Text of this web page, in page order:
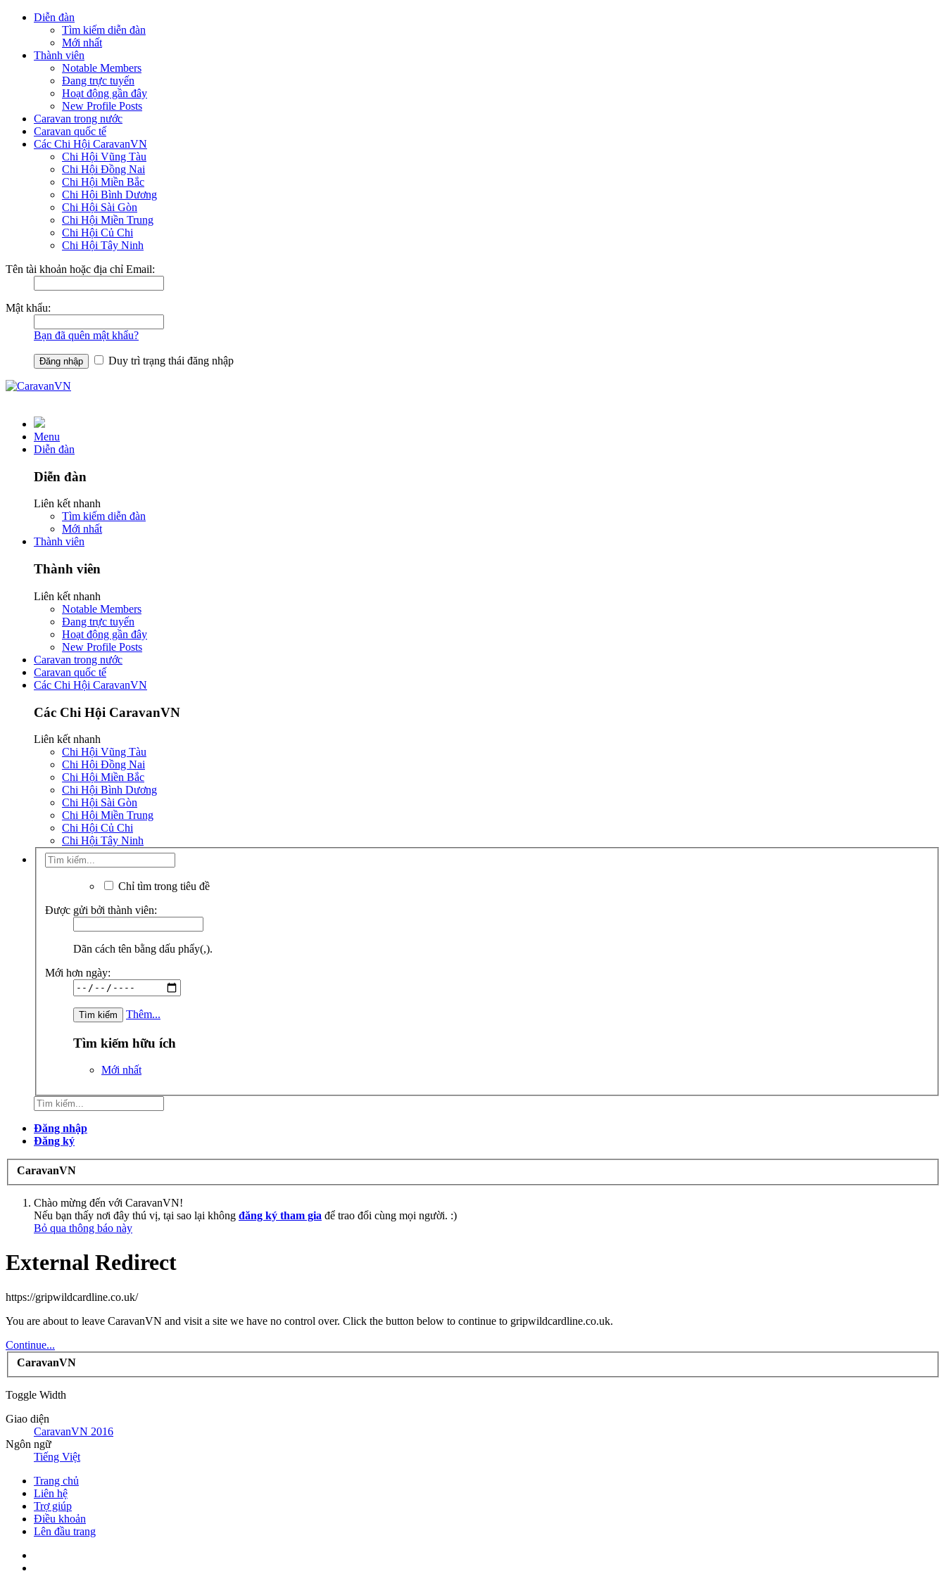
Diễn đàn
Tìm kiếm diễn đàn
Mới nhất
Thành viên
Notable Members
Đang trực tuyến
Hoạt động gần đây
New Profile Posts
Caravan trong nước
Caravan quốc tế
Các Chi Hội CaravanVN
Chi Hội Vũng Tàu
Chi Hội Đồng Nai
Chi Hội Miền Bắc
Chi Hội Bình Dương
Chi Hội Sài Gòn
Chi Hội Miền Trung
Chi Hội Củ Chi
Chi Hội Tây Ninh
Tên tài khoản hoặc địa chỉ Email:
Mật khẩu:
Bạn đã quên mật khẩu?
Duy trì trạng thái đăng nhập
Menu
Diễn đàn
Diễn đàn
Liên kết nhanh
Tìm kiếm diễn đàn
Mới nhất
Thành viên
Thành viên
Liên kết nhanh
Notable Members
Đang trực tuyến
Hoạt động gần đây
New Profile Posts
Caravan trong nước
Caravan quốc tế
Các Chi Hội CaravanVN
Các Chi Hội CaravanVN
Liên kết nhanh
Chi Hội Vũng Tàu
Chi Hội Đồng Nai
Chi Hội Miền Bắc
Chi Hội Bình Dương
Chi Hội Sài Gòn
Chi Hội Miền Trung
Chi Hội Củ Chi
Chi Hội Tây Ninh
Chỉ tìm trong tiêu đề
Được gửi bởi thành viên:
Dãn cách tên bằng dấu phẩy(,).
Mới hơn ngày:
Thêm...
Tìm kiếm hữu ích
Mới nhất
Đăng nhập
Đăng ký
CaravanVN
Chào mừng đến với CaravanVN!
Nếu bạn thấy nơi đây thú vị, tại sao lại không đăng ký tham gia để trao đổi cùng mọi người. :)
Bỏ qua thông báo này
External Redirect
https://gripwildcardline.co.uk/
You are about to leave CaravanVN and visit a site we have no control over. Click the button below to continue to gripwildcardline.co.uk.
Continue...
CaravanVN
Toggle Width
Giao diện
CaravanVN 2016
Ngôn ngữ
Tiếng Việt
Trang chủ
Liên hệ
Trợ giúp
Điều khoản
Lên đầu trang